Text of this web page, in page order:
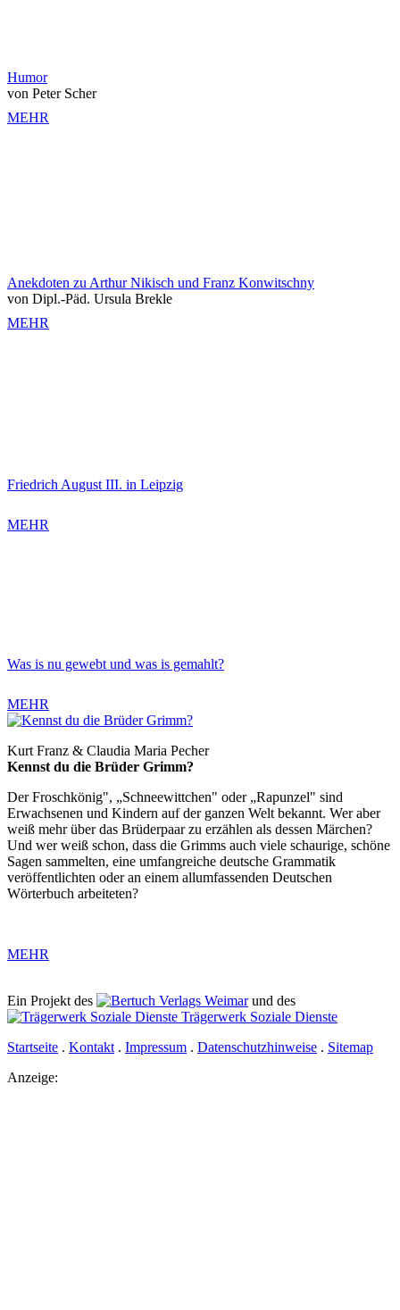
Humor
von Peter Scher
MEHR
Anekdoten zu Arthur Nikisch und Franz Konwitschny
von Dipl.-Päd. Ursula Brekle
MEHR
Friedrich August III. in Leipzig
MEHR
Was is nu gewebt und was is gemahlt?
MEHR
Kurt Franz & Claudia Maria Pecher
Kennst du die Brüder Grimm?
Der Froschkönig", „Schneewittchen" oder „Rapunzel" sind
Erwachsenen und Kindern auf der ganzen Welt bekannt. Wer aber
weiß mehr über das Brüderpaar zu erzählen als dessen Märchen?
Und wer weiß schon, dass die Grimms auch viele schaurige, schöne
Sagen sammelten, eine umfangreiche deutsche Grammatik
veröffentlichten oder an einem allumfassenden Deutschen
Wörterbuch arbeiteten?
MEHR
Ein Projekt des Verlags Weimarund des
Trägerwerk Soziale Dienste
Startseite . Kontakt . Impressum . Datenschutzhinweise . Sitemap
Anzeige: